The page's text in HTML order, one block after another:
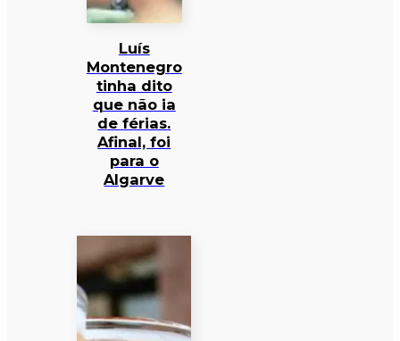
Luís
Montenegro
tinha dito
que não ia
de férias.
Afinal, foi
para o
Algarve